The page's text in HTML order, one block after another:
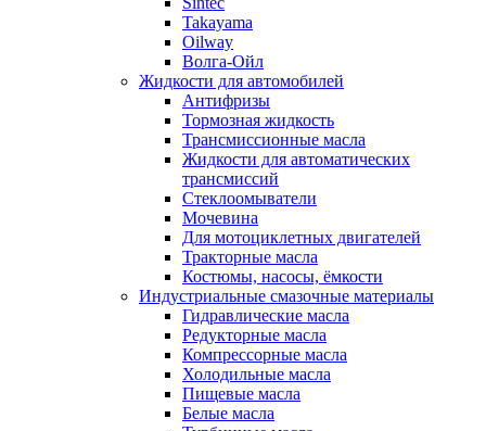
Takayama
Oilway
Волга-Ойл
Жидкости для автомобилей
Антифризы
Тормозная жидкость
Трансмиссионные масла
Жидкости для автоматических
трансмиссий
Стеклоомыватели
Мочевина
Для мотоциклетных двигателей
Тракторные масла
Костюмы, насосы, ёмкости
Индустриальные смазочные материалы
Гидравлические масла
Редукторные масла
Компрессорные масла
Холодильные масла
Пищевые масла
Белые масла